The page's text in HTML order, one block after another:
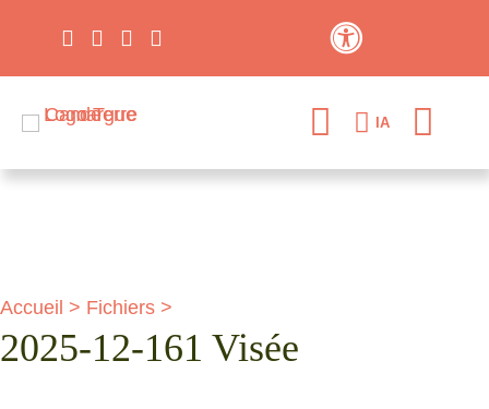
IA
Accueil > Fichiers >
2025-12-161 Visée